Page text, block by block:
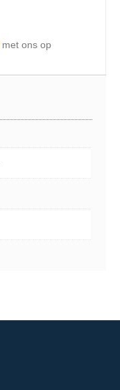
met ons op